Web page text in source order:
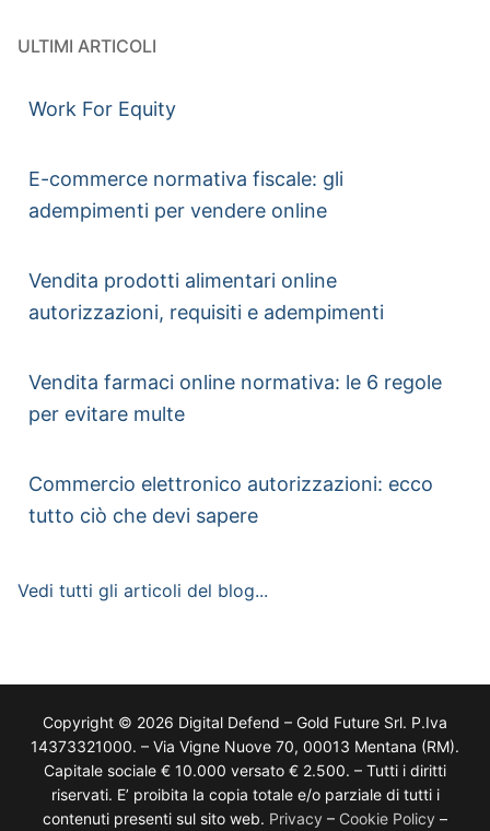
ULTIMI ARTICOLI
Work For Equity
E-commerce normativa fiscale: gli
adempimenti per vendere online
Vendita prodotti alimentari online
autorizzazioni, requisiti e adempimenti
Vendita farmaci online normativa: le 6 regole
per evitare multe
Commercio elettronico autorizzazioni: ecco
tutto ciò che devi sapere
Vedi tutti gli articoli del blog...
Copyright © 2026 Digital Defend – Gold Future Srl. P.Iva
14373321000. – Via Vigne Nuove 70, 00013 Mentana (RM).
Capitale sociale € 10.000 versato € 2.500. – Tutti i diritti
riservati. E’ proibita la copia totale e/o parziale di tutti i
contenuti presenti sul sito web. Privacy – Cookie Policy –